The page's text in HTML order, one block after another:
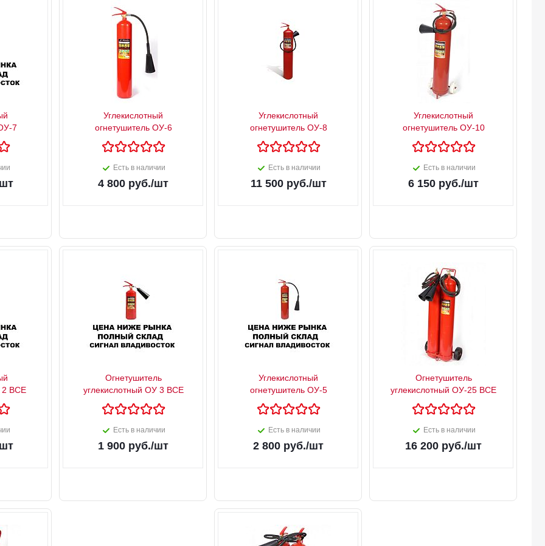
7
Углекислотный
огнетушитель ОУ-6
Есть в наличии
4 800 руб./шт
Углекислотный
огнетушитель ОУ-8
Есть в наличии
11 500руб./шт
Углекислотный
огнетушитель ОУ-10
Есть в наличии
6 150 руб./шт
2 ВСЕ
Огнетушитель
углекислотный ОУ 3 ВСЕ
Есть в наличии
1 900 руб./шт
Углекислотный
огнетушитель ОУ-5
Есть в наличии
2 800 руб./шт
Огнетушитель
углекислотный ОУ-25 ВСЕ
Есть в наличии
16 200 руб./шт